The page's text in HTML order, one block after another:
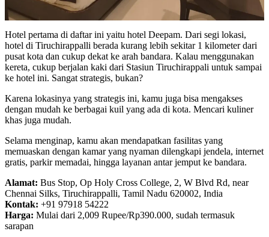
Hotel pertama di daftar ini yaitu hotel Deepam. Dari segi lokasi,
hotel di Tiruchirappalli berada kurang lebih sekitar 1 kilometer dari
pusat kota dan cukup dekat ke arah bandara. Kalau menggunakan
kereta, cukup berjalan kaki dari Stasiun Tiruchirappali untuk sampai
ke hotel ini. Sangat strategis, bukan?
Karena lokasinya yang strategis ini, kamu juga bisa mengakses
dengan mudah ke berbagai kuil yang ada di kota. Mencari kuliner
khas juga mudah.
Selama menginap, kamu akan mendapatkan fasilitas yang
memuaskan dengan kamar yang nyaman dilengkapi jendela, internet
gratis, parkir memadai, hingga layanan antar jemput ke bandara.
Alamat: Bus Stop, Op Holy Cross College, 2, W Blvd Rd, near
Chennai Silks, Tiruchirappalli, Tamil Nadu 620002, India
Kontak: +91 97918 54222
Harga: Mulai dari 2,009 Rupee/Rp390.000, sudah termasuk
sarapan